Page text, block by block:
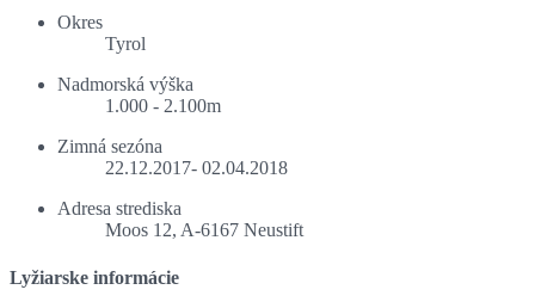
Okres
Tyrol
Nadmorská výška
1.000 - 2.100m
Zimná sezóna
22.12.2017- 02.04.2018
Adresa strediska
Moos 12, A-6167 Neustift
Lyžiarske informácie